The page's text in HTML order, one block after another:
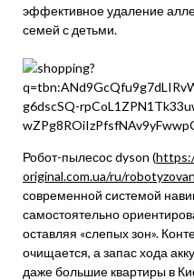
эффективное удаление
семей с детьми.
Робот-пылесос dyson (
original.com.ua/ru/
современной системой
самостоятельно
оставляя «слепых зон».
очищается, а запас хода
даже большие квартиры в